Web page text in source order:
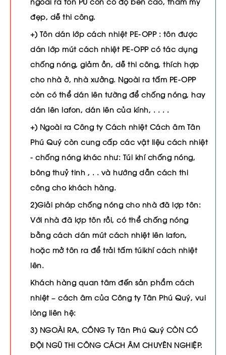
đẹp, dễ thi công.
+) Tôn dán lớp cách nhiệt PE-OPP : tôn được
dán lớp mút cách nhiệt PE-OPP có tác dụng
chống nóng, giảm ồn, dễ thi công, thích hợp
cho nhà ở, nhà xưởng. Ngoài ra tấm PE-OPP
còn có thể dán lên tường để chống nóng, hay
dán lên lafon, dán lên của kính, . . . .
+) Ngoài ra Công ty Cách nhiệt Cách âm Tân
Phú Quý còn cung cấp các vật liệu cách nhiệt
- chống nóng khác như: Túi khí chống nóng,
bông thuỷ tinh , . . và hướng dẫn cách thi
công cho khách hàng.
2)Giải pháp chống nóng cho nhà đã lợp tôn:
Với nhà đã lợp tôn rồi, có thể chống nóng
bằng cách dán mút cách nhiệt lên lafon,
hoặc mở tôn ra để trải tấm túikhí cách nhiệt
lên.
Khách hàng quan tâm đến sản phẩm cách
nhiệt – cách âm của Công ty Tân Phú Quý, vui
lòng liên hệ:
3) NGOÀI RA, CÔNG Ty Tân Phú Quý CÒN CÓ
ĐỘI NGŨ THI CÔNG CÁCH ÂM CHUYÊN NGHIỆP.